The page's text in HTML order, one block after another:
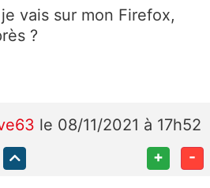
vais sur mon Firefox,
?
le 08/11/2021 à 17h52
+ -